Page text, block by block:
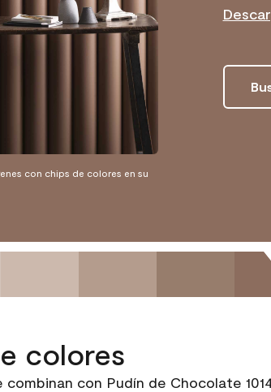
con chips de colores en su
colores
con Pudín de Chocolate